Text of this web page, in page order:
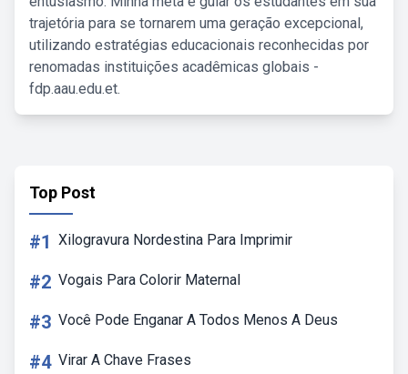
trajetória para se tornarem uma geração excepcional,
utilizando estratégias educacionais reconhecidas por
renomadas instituições acadêmicas globais -
fdp.aau.edu.et.
Top Post
#1 Xilogravura Nordestina Para Imprimir
#2 Vogais Para Colorir Maternal
#3 Você Pode Enganar A Todos Menos A Deus
#4 Virar A Chave Frases